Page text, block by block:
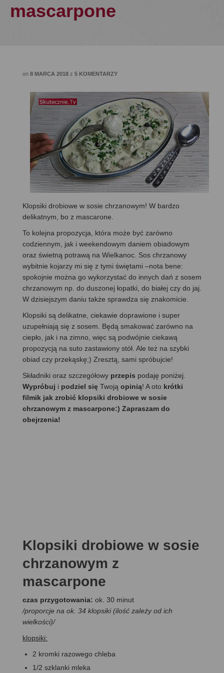
mascarpone
on 8 MARCA 2018 z 5 KOMENTARZY
Klopsiki drobiowe w sosie chrzanowym! W bardzo
delikatnym, bo z mascarone.
To kolejna propozycja, która może być zarówno
codziennym, jak i weekendowym daniem obiadowym
oraz świetną potrawą na Wielkanoc. Sos chrzanowy
wybitnie kojarzy mi się z tymi świętami –nota bene:
spokojnie można go wykorzystać do innych dań z sosem
chrzanowym np. do duszonej łopatki, do białej czy do jaj.
W dzisiejszym daniu także sprawdza się znakomicie.
Klopsiki są delikatne, ciekawie doprawione i super
uzupełniają się z sosem. Będą smakować zarówno na
ciepło, jak i na zimno, więc są podwójnie ciekawą
propozycją na suto zastawiony stół. Ale też na szybki
obiad czy przekąskę;) Zresztą, sami spróbujcie!
Składniki oraz szczegółowy przepis podaję poniżej.
Wypróbuj i podziel się Twoją opinią! A oto krótki
filmik jak zrobić klopsiki drobiowe w sosie
chrzanowym z mascarpone:) Zapraszam do
obejrzenia!
Klopsiki drobiowe w sosie
chrzanowym z
mascarpone
czas przygotowania: ok. 30 minut
/proporcje na ok. 34 klopsiki (ilość zależy od ich
wielkości)/
klopsiki:
2 kromki razowego chleba
1/2 szklanki mleka